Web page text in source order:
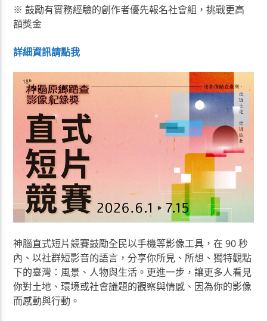
※ 鼓勵有實務經驗的創作者優先報名社會組，挑戰更高
額獎金
詳細資訊請點我
神腦直式短片競賽鼓勵全民以手機等影像工具，在 90 秒
內、以社群短影音的語言，分享你所見、所想、獨特觀點
下的臺灣：風景、人物與生活。更進一步，讓更多人看見
你對土地、環境或社會議題的觀察與情感、因為你的影像
而感動與行動。